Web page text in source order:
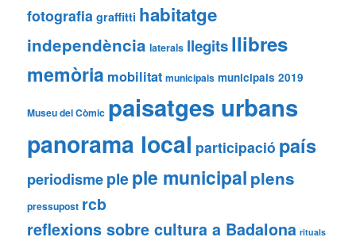
fotografia graffitti habitatge
independència laterals llegitsllibres
memòria mobilitat municipals municipals 2019
Museu del Còmic paisatges urbans
panorama local participació país
periodismepleple municipal plens
pressupost rcb
reflexions sobre cultura a Badalona rituals